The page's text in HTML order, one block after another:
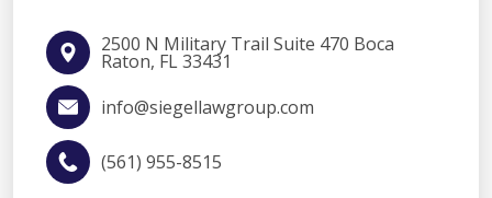
2500 N Military Trail Suite 470 Boca
Raton, FL 33431
info@siegellawgroup.com
(561) 955-8515